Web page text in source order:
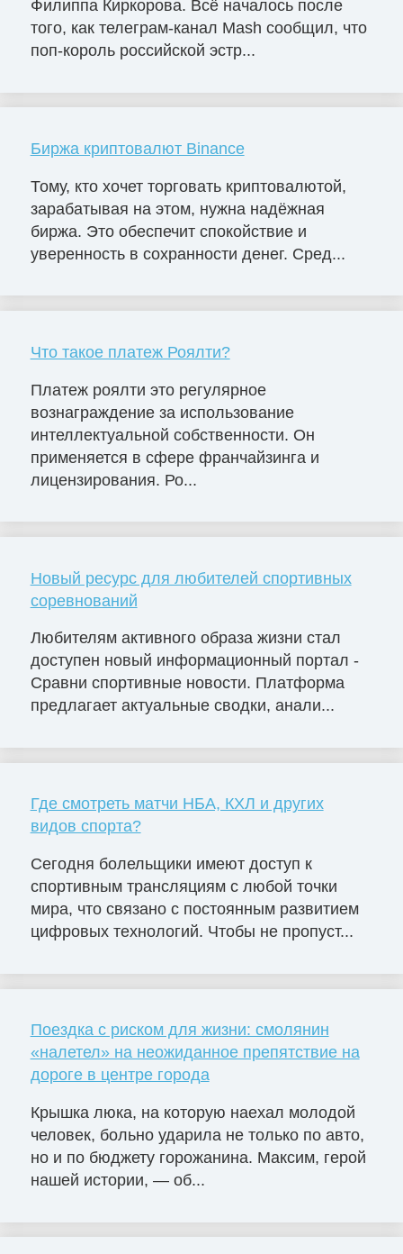
Филиппа Киркорова. Всё началось после
того, как телеграм-канал Mash сообщил, что
поп-король российской эстр...
Биржа криптовалют Binance
Тому, кто хочет торговать криптовалютой,
зарабатывая на этом, нужна надёжная
биржа. Это обеспечит спокойствие и
уверенность в сохранности денег. Сред...
Что такое платеж Роялти?
Платеж роялти это регулярное
вознаграждение за использование
интеллектуальной собственности. Он
применяется в сфере франчайзинга и
лицензирования. Ро...
Новый ресурс для любителей спортивных
соревнований
Любителям активного образа жизни стал
доступен новый информационный портал -
Сравни спортивные новости. Платформа
предлагает актуальные сводки, анали...
Где смотреть матчи НБА, КХЛ и других
видов спорта?
Сегодня болельщики имеют доступ к
спортивным трансляциям с любой точки
мира, что связано с постоянным развитием
цифровых технологий. Чтобы не пропуст...
Поездка с риском для жизни: смолянин
«налетел» на неожиданное препятствие на
дороге в центре города
Крышка люка, на которую наехал молодой
человек, больно ударила не только по авто,
но и по бюджету горожанина. Максим, герой
нашей истории, — об...